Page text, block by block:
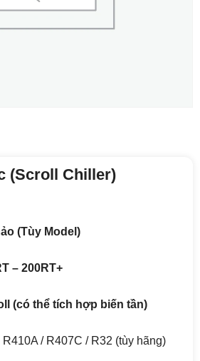
(Scroll Chiller)
(Tùy Model)
– 200RT+
(có thể tích hợp biến tần)
R410A / R407C / R32 (tùy hãng)